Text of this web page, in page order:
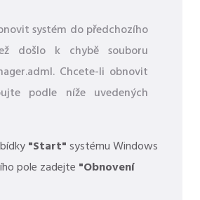
systém do předchozího
došlo k chybě souboru
Chcete-li obnovit
podle níže uvedených
"Start"systému Windows
pole zadejte "Obnovení